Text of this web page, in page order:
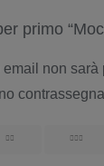
primo
email non